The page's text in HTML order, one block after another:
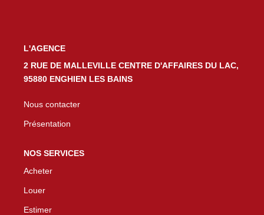
L'AGENCE
2 RUE DE MALLEVILLE CENTRE D'AFFAIRES DU LAC,
95880 ENGHIEN LES BAINS
Nous contacter
Présentation
NOS SERVICES
Acheter
Louer
Estimer